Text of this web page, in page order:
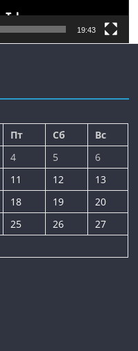
19:43
Пт Сб
Вс
4 5
6
11 12
13
18 19
20
25 26
27